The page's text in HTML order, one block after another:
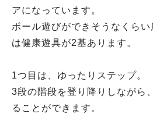
アになっています。
ボール遊びができそうなくら
は健康遊具が2基あります。
1つ目は、ゆったりステップ。
3段の階段を登り降りしながら
ることができます。